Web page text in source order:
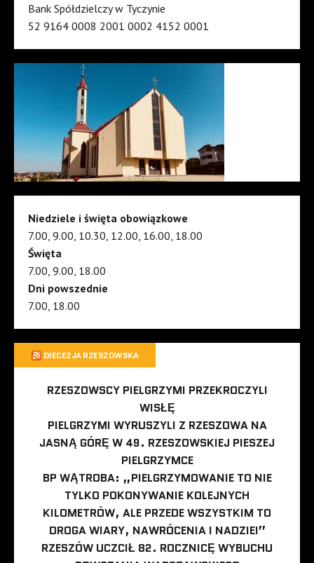
Bank Spółdzielczy w Tyczynie
52 9164 0008 2001 0002 4152 0001
Niedziele i święta obowiązkowe
7.00, 9.00, 10.30, 12.00, 16.00, 18.00
Święta
7.00, 9.00, 18.00
Dni powszednie
7.00, 18.00
DIECEZJA RZESZOWSKA
RZESZOWSCY PIELGRZYMI PRZEKROCZYLI
WISŁĘ
PIELGRZYMI WYRUSZYLI Z RZESZOWA NA
JASNĄ GÓRĘ W 49. RZESZOWSKIEJ PIESZEJ
PIELGRZYMCE
BP WĄTROBA: „PIELGRZYMOWANIE TO NIE
TYLKO POKONYWANIE KOLEJNYCH
KILOMETRÓW, ALE PRZEDE WSZYSTKIM TO
DROGA WIARY, NAWRÓCENIA I NADZIEI”
RZESZÓW UCZCIŁ 82. ROCZNICĘ WYBUCHU